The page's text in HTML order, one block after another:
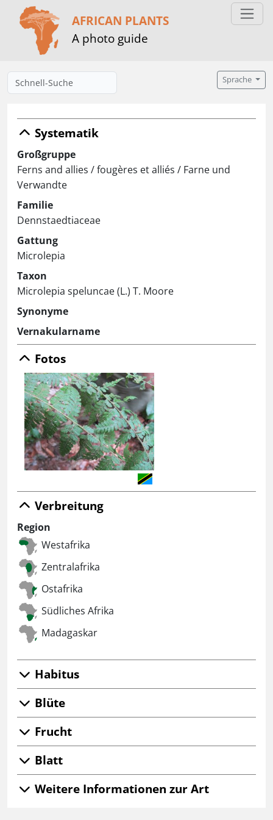
AFRICAN PLANTS
A photo guide
Sprache
Systematik
Großgruppe
Ferns and allies / fougères et alliés / Farne und
Verwandte
Familie
Dennstaedtiaceae
Gattung
Microlepia
Taxon
Microlepia speluncae (L.) T. Moore
Synonyme
Vernakularname
Fotos
Verbreitung
Region
Westafrika
Zentralafrika
Ostafrika
Südliches Afrika
Madagaskar
Habitus
Blüte
Frucht
Blatt
Weitere Informationen zur Art